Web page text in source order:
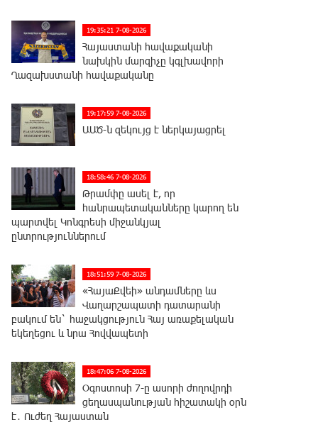
19:35:21 7-08-2026
Հայաստանի հավաքականի
նախկին մարզիչը կգլխավորի
Ղազախստանի հավաքականը
19:17:59 7-08-2026
ԱԱԾ-ն զեկույց է ներկայացրել
18:58:46 7-08-2026
Թրամփը ասել է, որ
հանրապետականները կարող են
պարտվել Կոնգրեսի միջանկյալ
ընտրություններում
18:51:59 7-08-2026
«ՀայաՔվեի» անդամները ևս
Վաղարշապատի դատարանի
բակում են` հաջակցություն Հայ առաքելական
եկեղեցու և նրա Հովվապետի
18:47:06 7-08-2026
Օգոստոսի 7-ը ասորի ժողովրդի
ցեղասպանության հիշատակի օրն
է․ Ուժեղ Հայաստան